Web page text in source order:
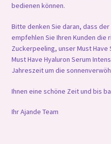
bedienen können.
Bitte denken Sie daran, dass
empfehlen Sie Ihren Kunden die
Zuckerpeeling, unser Must
Must Have Hyaluron Serum
Jahreszeit um die
Ihnen eine schöne Zeit und bis
Ihr Ajande Team